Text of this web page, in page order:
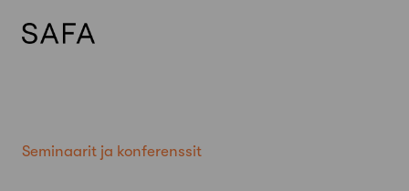
Seminaarit ja konferenssit